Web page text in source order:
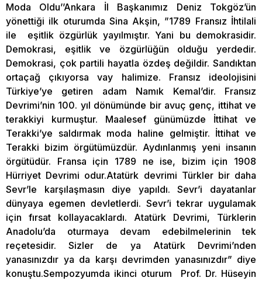
Moda Oldu’’Ankara İl Başkanımız Deniz Tokgöz’ün
yönettiği ilk oturumda Sina Akşin, ”1789 Fransız İhtilali
ile eşitlik özgürlük yayılmıştır. Yani bu demokrasidir.
Demokrasi, eşitlik ve özgürlüğün olduğu yerdedir.
Demokrasi, çok partili hayatla özdeş değildir. Sandıktan
ortaçağ çıkıyorsa vay halimize. Fransız ideolojisini
Türkiye’ye getiren adam Namık Kemal’dir. Fransız
Devrimi’nin 100. yıl dönümünde bir avuç genç, ittihat ve
terakkiyi kurmuştur. Maalesef günümüzde İttihat ve
Terakki’ye saldırmak moda haline gelmiştir. İttihat ve
Terakki bizim örgütümüzdür. Aydınlanmış yeni insanın
örgütüdür. Fransa için 1789 ne ise, bizim için 1908
Hürriyet Devrimi odur.Atatürk devrimi Türkler bir daha
Sevr’le karşılaşmasın diye yapıldı. Sevr’i dayatanlar
dünyaya egemen devletlerdi. Sevr’i tekrar uygulamak
için fırsat kollayacaklardı. Atatürk Devrimi, Türklerin
Anadolu’da oturmaya devam edebilmelerinin tek
reçetesidir. Sizler de ya Atatürk Devrimi’nden
yanasınızdır ya da karşı devrimden yanasınızdır” diye
konuştu.Sempozyumda ikinci oturum Prof. Dr. Hüseyin